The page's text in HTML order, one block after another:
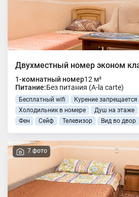
Двухместный номер эконом
1-комнатный номер12 м²
Питание:Без питания (A-la carte)
Бесплатный wifi Курение запрещается
Холодильник в номере
Душ на этаже
Фен
Сейф Телевизор Вид во двор
7 фото